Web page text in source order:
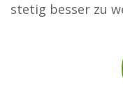
stetig besser zu